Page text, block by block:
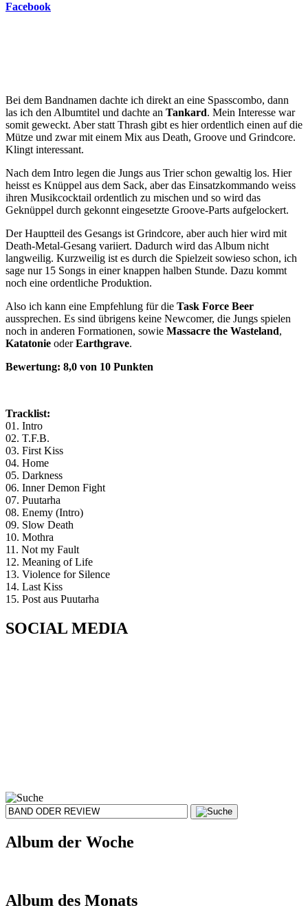
Facebook
Bei dem Bandnamen dachte ich direkt an eine Spasscombo, dann
las ich den Albumtitel und dachte an Tankard. Mein Interesse war
somit geweckt. Aber statt Thrash gibt es hier ordentlich einen auf die
Mütze und zwar mit einem Mix aus Death, Groove und Grindcore.
Klingt interessant.
Nach dem Intro legen die Jungs aus Trier schon gewaltig los. Hier
heisst es Knüppel aus dem Sack, aber das Einsatzkommando weiss
ihren Musikcocktail ordentlich zu mischen und so wird das
Geknüppel durch gekonnt eingesetzte Groove-Parts aufgelockert.
Der Hauptteil des Gesangs ist Grindcore, aber auch hier wird mit
Death-Metal-Gesang variiert. Dadurch wird das Album nicht
langweilig. Kurzweilig ist es durch die Spielzeit sowieso schon, ich
sage nur 15 Songs in einer knappen halben Stunde. Dazu kommt
noch eine ordentliche Produktion.
Also ich kann eine Empfehlung für die Task Force Beer
aussprechen. Es sind übrigens keine Newcomer, die Jungs spielen
noch in anderen Formationen, sowie Massacre the Wasteland,
Katatonie oderEarthgrave.
Bewertung: 8,0 von 10 Punkten
Tracklist:
01. Intro
02. T.F.B.
03. First Kiss
04. Home
05. Darkness
06. Inner Demon Fight
07. Puutarha
08. Enemy (Intro)
09. Slow Death
10. Mothra
11. Not my Fault
12. Meaning of Life
13. Violence for Silence
14. Last Kiss
15. Post aus Puutarha
SOCIAL MEDIA
Album der Woche
Album des Monats